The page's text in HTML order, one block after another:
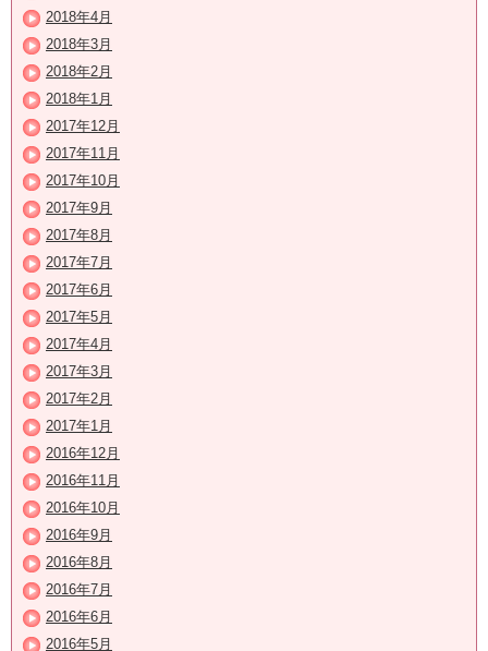
2018年4月
2018年3月
2018年2月
2018年1月
2017年12月
2017年11月
2017年10月
2017年9月
2017年8月
2017年7月
2017年6月
2017年5月
2017年4月
2017年3月
2017年2月
2017年1月
2016年12月
2016年11月
2016年10月
2016年9月
2016年8月
2016年7月
2016年6月
2016年5月